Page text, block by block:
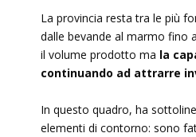
La provincia resta tra le più
dalle bevande al marmo fino
il volume prodotto ma la
continuando ad attrarre
In questo quadro, ha
elementi di contorno: sono